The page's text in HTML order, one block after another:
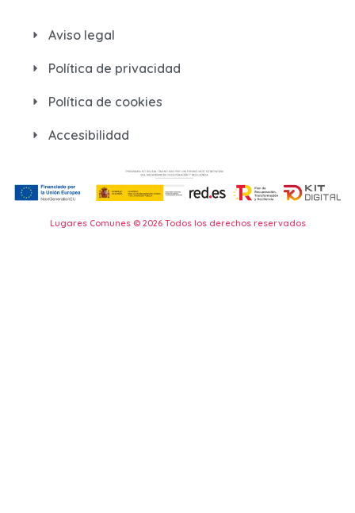
Aviso legal
Política de privacidad
Política de cookies
Accesibilidad
Lugares Comunes © 2026 Todos los derechos reservados